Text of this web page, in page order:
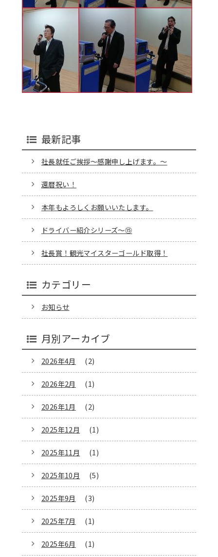
最新記事
社長就任ご挨拶～感謝申し上げます。～
還暦祝い！
本年もよろしくお願いいたします。
ドライバー紹介シリーズ～⑮
社長賞！観光マイスターゴールド取得！
カテゴリー
お知らせ
月別アーカイブ
2026年4月 (2)
2026年2月 (1)
2026年1月 (2)
2025年12月 (1)
2025年11月 (1)
2025年10月 (5)
2025年9月 (3)
2025年7月 (1)
2025年6月 (1)